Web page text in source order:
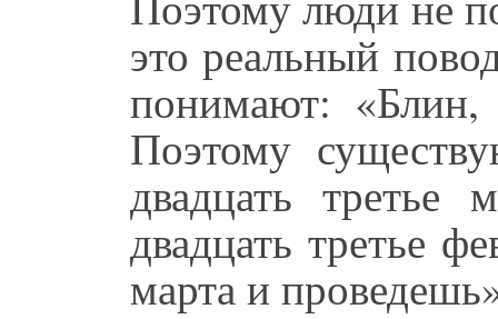
это реальный
понимают: «Блин,
Поэтому
двадцать третье
двадцать третье
марта и